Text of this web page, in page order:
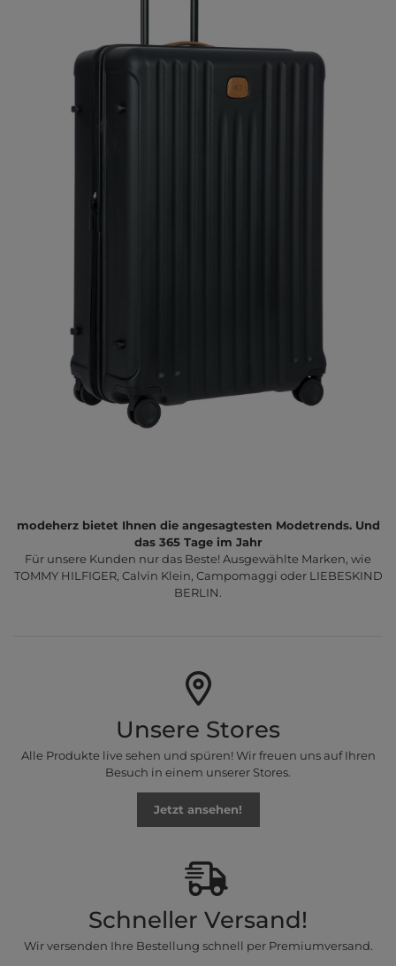
modeherz bietet Ihnen die angesagtesten Modetrends. Und
das 365 Tage im Jahr
Für unsere Kunden nur das Beste! Ausgewählte Marken, wie
TOMMY HILFIGER, Calvin Klein, Campomaggi oder LIEBESKIND
BERLIN.
Unsere Stores
Alle Produkte live sehen und spüren! Wir freuen uns auf Ihren
Besuch in einem unserer Stores.
Jetzt ansehen!
Schneller Versand!
Wir versenden Ihre Bestellung schnell per Premiumversand.